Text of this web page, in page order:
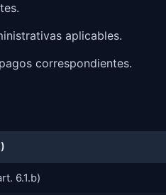
aplicables.
correspondientes.
6.1.b)